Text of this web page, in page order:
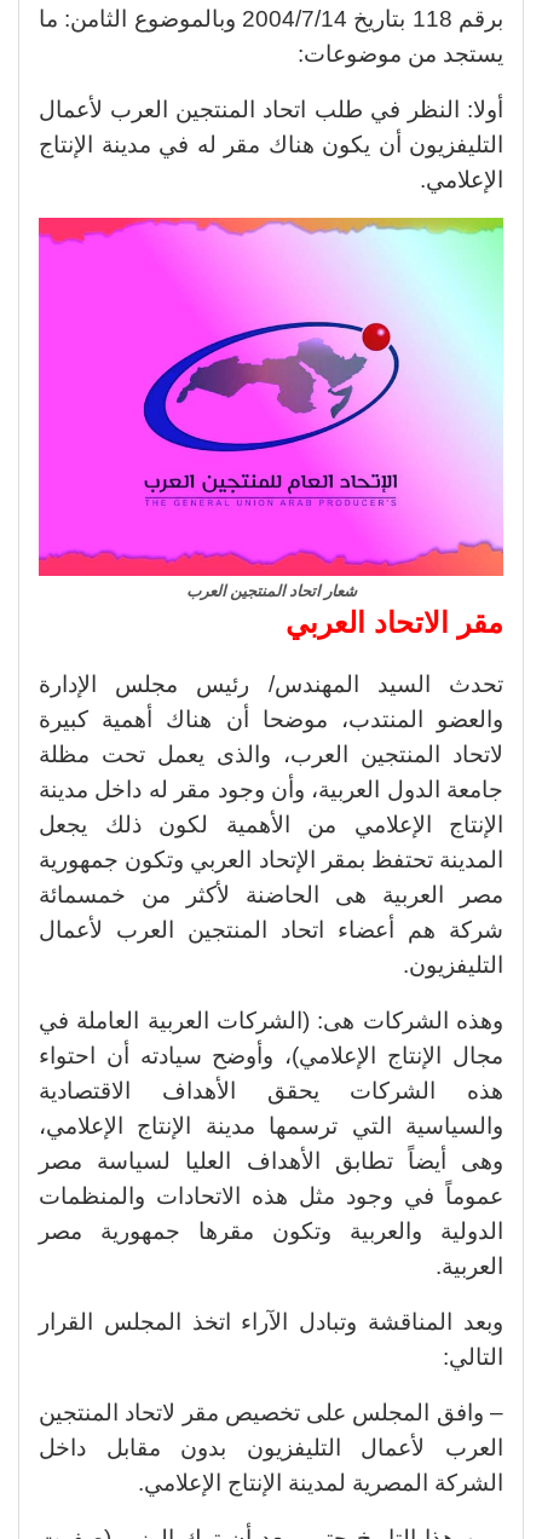
برقم 118 بتاريخ 2004/7/14 وبالموضوع الثامن: ما
يستجد من موضوعات:
أولا: النظر في طلب اتحاد المنتجين العرب لأعمال
التليفزيون أن يكون هناك مقر له في مدينة الإنتاج
الإعلامي.
شعار اتحاد المنتجين العرب
مقر الاتحاد العربي
تحدث السيد المهندس/ رئيس مجلس الإدارة
والعضو المنتدب، موضحا أن هناك أهمية كبيرة
لاتحاد المنتجين العرب، والذى يعمل تحت مظلة
جامعة الدول العربية، وأن وجود مقر له داخل مدينة
الإنتاج الإعلامي من الأهمية لكون ذلك يجعل
المدينة تحتفظ بمقر الإتحاد العربي وتكون جمهورية
مصر العربية هى الحاضنة لأكثر من خمسمائة
شركة هم أعضاء اتحاد المنتجين العرب لأعمال
التليفزيون.
وهذه الشركات هى: (الشركات العربية العاملة في
مجال الإنتاج الإعلامي)، وأوضح سيادته أن احتواء
هذه الشركات يحقق الأهداف الاقتصادية
والسياسية التي ترسمها مدينة الإنتاج الإعلامي،
وهى أيضاً تطابق الأهداف العليا لسياسة مصر
عموماً في وجود مثل هذه الاتحادات والمنظمات
الدولية والعربية وتكون مقرها جمهورية مصر
العربية.
وبعد المناقشة وتبادل الآراء اتخذ المجلس القرار
التالي:
– وافق المجلس على تخصيص مقر لاتحاد المنتجين
العرب لأعمال التليفزيون بدون مقابل داخل
الشركة المصرية لمدينة الإنتاج الإعلامي.